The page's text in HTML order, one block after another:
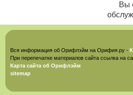
Вы
Вся информация об Орифлэйм на Орифия.ру -
При перепечатке материалов сайта ссылка на
Карта сайта об Орифлэйм
sitemap